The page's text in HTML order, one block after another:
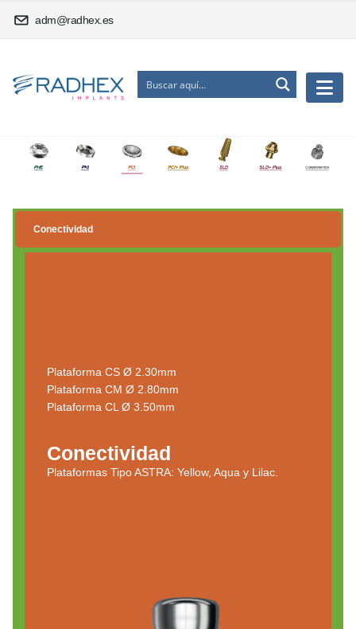
adm@radhex.es
Conectividad
Plataforma CS Ø 2.30mm
Plataforma CM Ø 2.80mm
Plataforma CL Ø 3.50mm
Conectividad
Plataformas Tipo ASTRA: Yellow, Aqua y Lilac.